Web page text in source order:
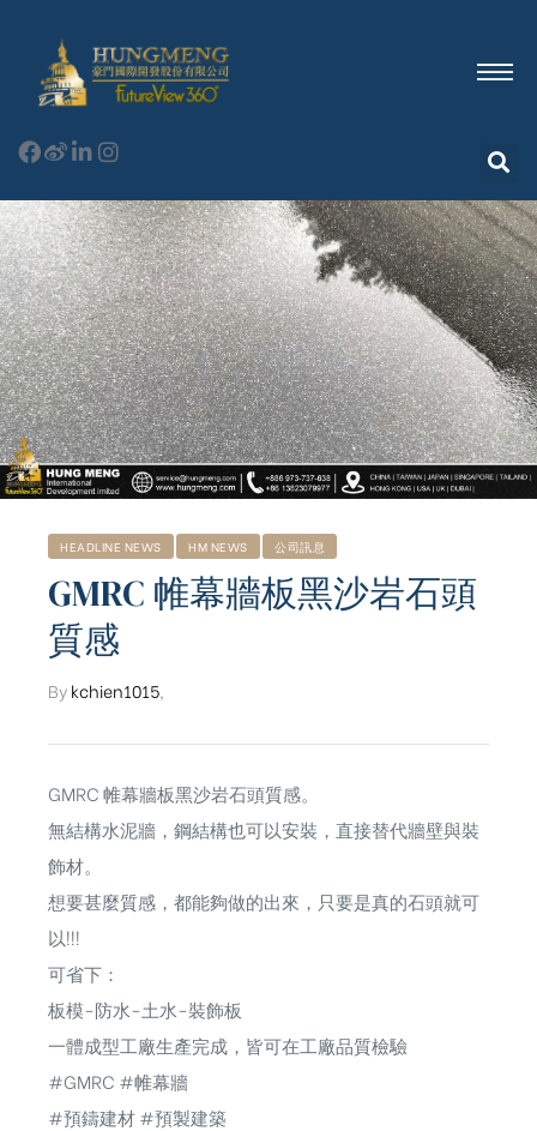
HEADLINE NEWS HM NEWS 公司訊息
GMRC 帷幕牆板黑沙岩石頭
質感
Bykchien1015
GMRC 帷幕牆板黑沙岩石頭質感。
無結構水泥牆，鋼結構也可以安裝，直接替代牆壁與裝
飾材。
想要甚麼質感，都能夠做的出來，只要是真的石頭就可
以!!!
可省下：
板模-防水-土水-裝飾板
一體成型工廠生產完成，皆可在工廠品質檢驗
#GMRC #帷幕牆
#預鑄建材#預製建築
含日本